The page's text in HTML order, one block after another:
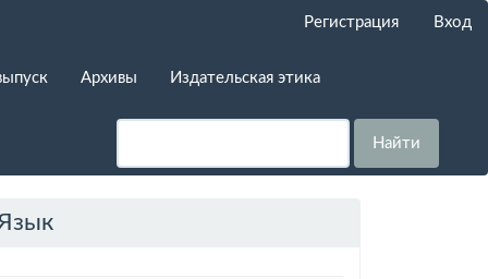
Регистрация Вход
Архивы Издательская этика
Найти